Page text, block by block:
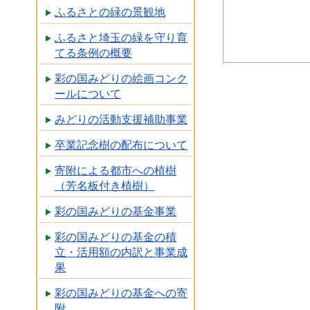
ふるさとの緑の景観地
ふるさと埼玉の緑を守り育
てる条例の概要
彩の国みどりの絵画コンク
ールについて
みどりの活動支援補助事業
卒業記念樹の配布について
寄附による都市への植樹
（芳名板付き植樹）
彩の国みどりの基金事業
彩の国みどりの基金の積
立・活用額の内訳と事業成
果
彩の国みどりの基金への寄